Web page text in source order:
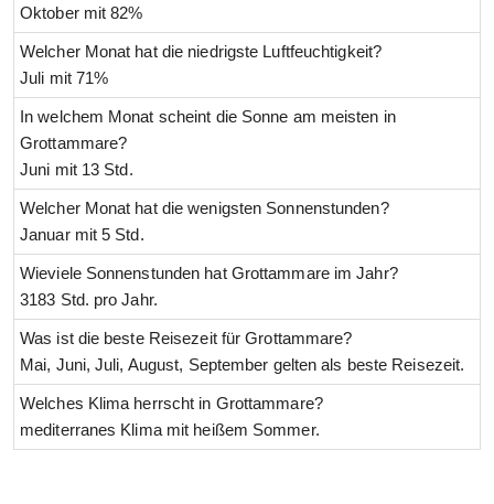
Oktober mit 82%
Welcher Monat hat die niedrigste Luftfeuchtigkeit?
Juli mit 71%
In welchem Monat scheint die Sonne am meisten in
Grottammare?
Juni mit 13 Std.
Welcher Monat hat die wenigsten Sonnenstunden?
Januar mit 5 Std.
Wieviele Sonnenstunden hat Grottammare im Jahr?
3183 Std. pro Jahr.
Was ist die beste Reisezeit für Grottammare?
Mai, Juni, Juli, August, September gelten als beste Reisezeit.
Welches Klima herrscht in Grottammare?
mediterranes Klima mit heißem Sommer.